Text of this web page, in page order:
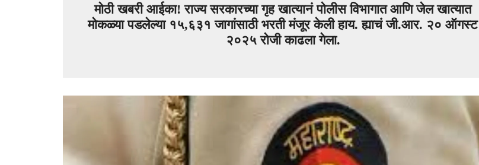
मोठी खबरी आईका! राज्य सरकारच्या गृह खात्यानं पोलीस विभागात आणि जेल खात्यात
मोकळ्या पडलेल्या १५,६३१ जागांसाठी भरती मंजूर केली हाय. ह्याचं जी.आर. २० ऑगस्ट
२०२५ रोजी काढला गेला.